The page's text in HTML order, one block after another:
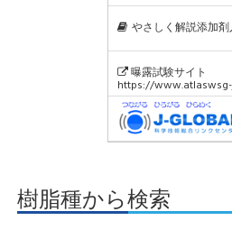
やさしく解説添加
曝露試験サイト
https://
樹脂種から検索